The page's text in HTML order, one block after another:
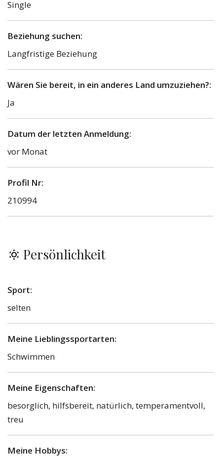
Single
Beziehung suchen:
Langfristige Beziehung
Wären Sie bereit, in ein anderes Land umzuziehen?:
Ja
Datum der letzten Anmeldung:
vor Monat
Profil Nr:
210994
Persönlichkeit
Sport:
selten
Meine Lieblingssportarten:
Schwimmen
Meine Eigenschaften:
besorglich, hilfsbereit, natürlich, temperamentvoll,
treu
Meine Hobbys: